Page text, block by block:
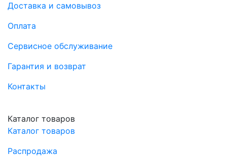
Доставка и самовывоз
Оплата
Сервисное обслуживание
Гарантия и возврат
Контакты
Каталог товаров
Каталог товаров
Распродажа